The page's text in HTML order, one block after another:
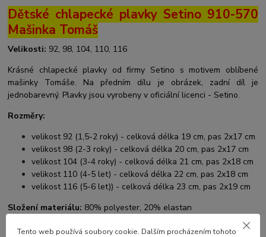
Dětské chlapecké plavky Setino 910-570
Mašinka Tomáš
Velikosti: 92, 98, 104, 110, 116
Krásné chlapecké plavky od firmy Setino s motivem oblíbené
mašinky Tomáše. Na předním dílu je obrázek, zadní díl je
jednobarevný. Plavky jsou vyrobeny v oficiální licenci - Setino.
Rozměry:
velikost 92 (1,5-2 roky) - celková délka 19 cm, pas 2x17 cm
velikost 98 (2-3 roky) - celková délka 20 cm, pas 2x17 cm
velikost 104 (3-4 roky) - celková délka 21 cm, pas 2x18 cm
velikost 110 (4-5 let) - celková délka 22 cm, pas 2x18 cm
velikost 116 (5-6 let)) - celková délka 23 cm, pas 2x19 cm
Složení materiálu: 80% polyester, 20% elastan
S motivem Mašinka Tomášnabízíme mnoho dalších produktů,
Tento web používá soubory cookie. Dalším procházením tohoto